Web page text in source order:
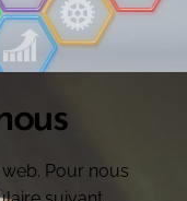
Pour nous